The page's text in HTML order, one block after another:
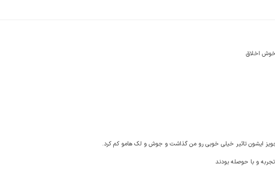
اخلاق
تجویز ایشون تاثیر خیلی خوبی رو من گذاشت و جوش و لک هامو کم کرد.
و با حوصله بودند